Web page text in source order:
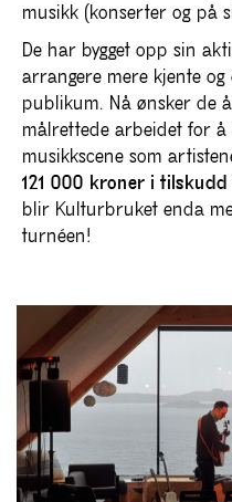
musikk (konserter og på
De har bygget opp sin
arrangere mere kjente
publikum. Nå ønsker de
målrettede arbeidet for å
musikkscene som
121 000 kroner i
blir Kulturbruket enda
turnéen!